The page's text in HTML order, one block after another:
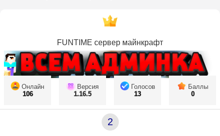
FUNTIME сервер майнкрафт
Онлайн
106
Версия
1.16.5
Голосов
13
Баллы
0
2